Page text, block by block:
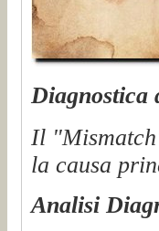
Diagnostica
Il
la causa
Analisi